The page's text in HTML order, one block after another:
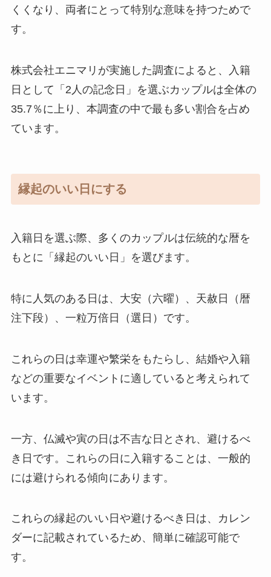
くくなり、両者にとって特別な意味を持つためで
す。
株式会社エニマリが実施した調査によると、入籍
日として「2人の記念日」を選ぶカップルは全体の
35.7％に上り、本調査の中で最も多い割合を占め
ています。
縁起のいい日にする
入籍日を選ぶ際、多くのカップルは伝統的な暦を
もとに「縁起のいい日」を選びます。
特に人気のある日は、大安（六曜）、天赦日（暦
注下段）、一粒万倍日（選日）です。
これらの日は幸運や繁栄をもたらし、結婚や入籍
などの重要なイベントに適していると考えられて
います。
一方、仏滅や寅の日は不吉な日とされ、避けるべ
き日です。これらの日に入籍することは、一般的
には避けられる傾向にあります。
これらの縁起のいい日や避けるべき日は、カレン
ダーに記載されているため、簡単に確認可能で
す。